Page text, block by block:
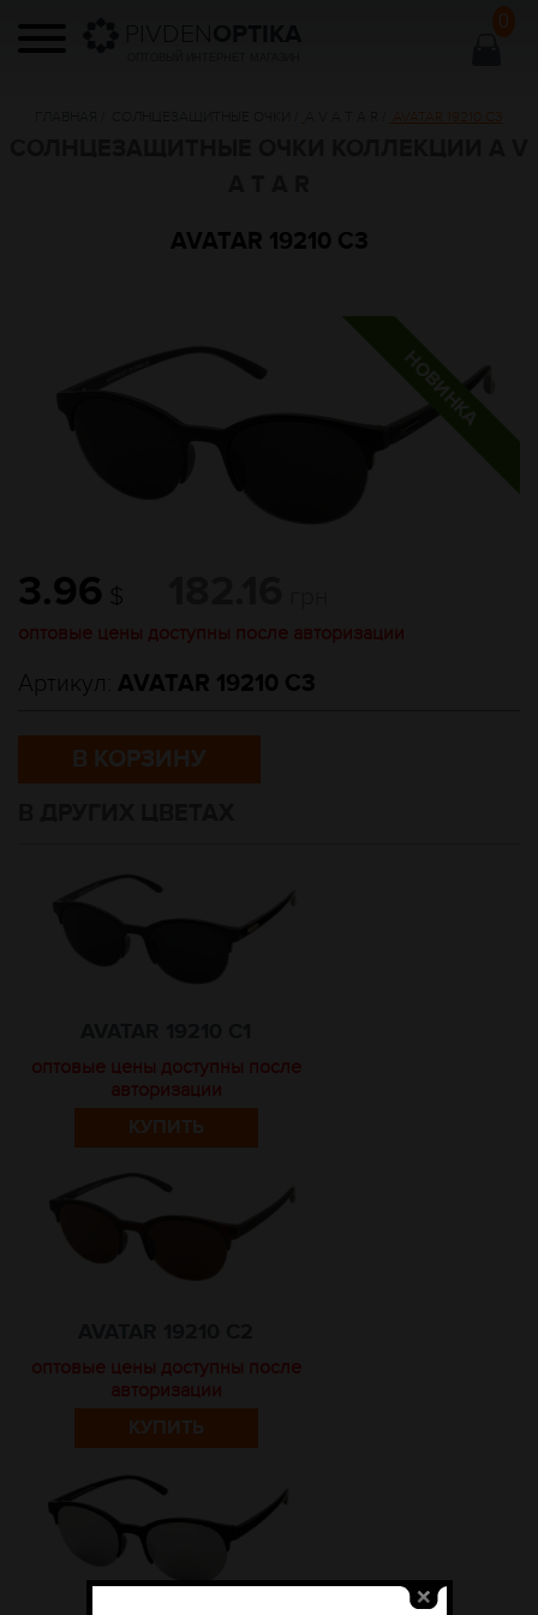
0
AVATAR 19210 C3
AVATAR 19210 C3
3.96 $
оптовые цены доступны после авторизации
Артикул: AVATAR 19210 C3
В КОРЗИНУ
оптовые цены доступны после
авторизации
КУПИТЬ
оптовые цены доступны после
авторизации
КУПИТЬ